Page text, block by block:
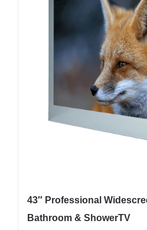
Опции
можно
выбрать
на
товара.
43″ Professional
Bathroom & ShowerTV